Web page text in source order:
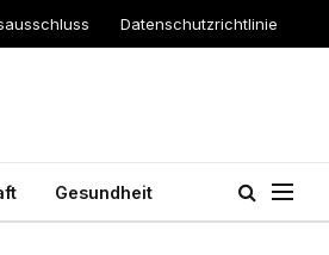
Datenschutzrichtlinie
Gesundheit